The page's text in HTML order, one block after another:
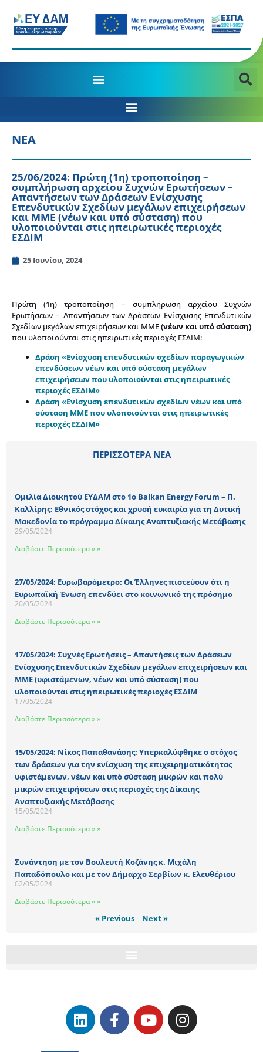
ΝΕΑ
25/06/2024: Πρώτη (1η) τροποποίηση –
συμπλήρωση αρχείου Συχνών Ερωτήσεων –
Απαντήσεων των Δράσεων Ενίσχυσης
Επενδυτικών Σχεδίων μεγάλων επιχειρήσεων
και ΜΜΕ (νέων και υπό σύσταση) που
υλοποιούνται στις ηπειρωτικές περιοχές
ΕΣΔΙΜ
25 Ιουνίου, 2024
Πρώτη (1η) τροποποίηση – συμπλήρωση αρχείου Συχνών
Ερωτήσεων – Απαντήσεων των Δράσεων Ενίσχυσης Επενδυτικών
Σχεδίων μεγάλων επιχειρήσεων και ΜΜΕ(νέων και υπό σύσταση)
που υλοποιούνται στις ηπειρωτικές περιοχές ΕΣΔΙΜ:
Δράση «Ενίσχυση επενδυτικών σχεδίων παραγωγικών
επενδύσεων νέων και υπό σύσταση μεγάλων
επιχειρήσεων που υλοποιούνται στις ηπειρωτικές
περιοχές ΕΣΔΙΜ»
Δράση «Ενίσχυση επενδυτικών σχεδίων νέων και υπό
σύσταση ΜΜΕ που υλοποιούνται στις ηπειρωτικές
περιοχές ΕΣΔΙΜ»
ΠΕΡΙΣΣΟΤΕΡΑ ΝΕΑ
Ομιλία Διοικητού ΕΥΔΑΜ στο 1o Balkan Energy Forum – Π.
Καλλίρης: Εθνικός στόχος και χρυσή ευκαιρία για τη Δυτική
Μακεδονία το πρόγραμμα Δίκαιης Αναπτυξιακής Μετάβασης
29/05/2024
Διαβάστε Περισσότερα » »
27/05/2024: Ευρωβαρόμετρο: Οι Έλληνες πιστεύουν ότι η
Ευρωπαϊκή Ένωση επενδύει στο κοινωνικό της πρόσημο
20/05/2024
Διαβάστε Περισσότερα » »
17/05/2024: Συχνές Ερωτήσεις – Απαντήσεις των Δράσεων
Ενίσχυσης Επενδυτικών Σχεδίων μεγάλων επιχειρήσεων και
ΜΜΕ (υφιστάμενων, νέων και υπό σύσταση) που
υλοποιούνται στις ηπειρωτικές περιοχές ΕΣΔΙΜ
17/05/2024
Διαβάστε Περισσότερα » »
15/05/2024: Νίκος Παπαθανάσης: Υπερκαλύφθηκε ο στόχος
των δράσεων για την ενίσχυση της επιχειρηματικότητας
υφιστάμενων, νέων και υπό σύσταση μικρών και πολύ
μικρών επιχειρήσεων στις περιοχές της Δίκαιης
Αναπτυξιακής Μετάβασης
15/05/2024
Διαβάστε Περισσότερα » »
Συνάντηση με τον Βουλευτή Κοζάνης κ. Μιχάλη
Παπαδόπουλο και με τον Δήμαρχο Σερβίων κ. Ελευθέριου
02/05/2024
Διαβάστε Περισσότερα » »
« Previous Next »